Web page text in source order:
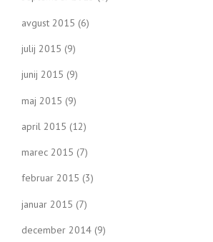
avgust 2015 (6)
julij 2015 (9)
junij 2015 (9)
maj 2015 (9)
april 2015 (12)
marec 2015 (7)
februar 2015 (3)
januar 2015 (7)
december 2014 (9)